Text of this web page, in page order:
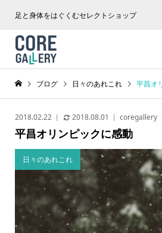
足と身体をはぐくむセレクトショップ
ブログ 日々のあれこれ 平昌オ
2018.02.22 2018.08.01 coregallery
平昌オリンピックに感動
日々のあれこれ